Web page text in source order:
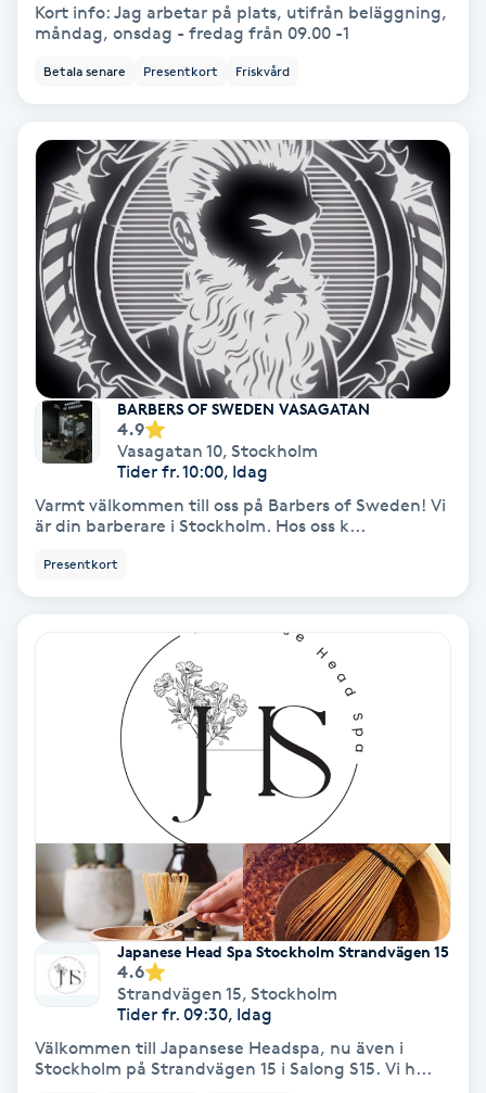
MicroPen
Microshading
Mixfransar
Nagelförlängning
Nagelförlängning akryl
Nagelförlängning gelé
Nagelförlängning glasfiber
Nagelförlängning silke
Nagelförstärkning
Naglar borttagning
Naglar reparation
Naprapati
Navelpiercing
Kort info: Jag arbetar på plats, utifrån beläggning,
måndag, onsdag - fredag från 09.00 -1
Betala senare Presentkort Friskvård
BARBERS OF SWEDEN VASAGATAN
4.9
Vasagatan 10, Stockholm
Tider fr. 10:00, Idag
Varmt välkommen till oss på Barbers of Sweden! Vi
är din barberare i Stockholm. Hos oss k...
Presentkort
Japanese Head Spa Stockholm Strandvägen 15
4.6
Strandvägen 15, Stockholm
Tider fr. 09:30, Idag
Välkommen till Japansese Headspa, nu även i
Stockholm på Strandvägen 15 i Salong S15. Vi h...